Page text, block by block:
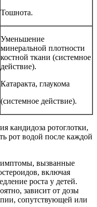
Тошнота.
Уменьшение
минеральной плотности
костной ткани (системное
действие).
Катаракта, глаукома
(системное действие).
кандидоза ротоглотки,
рот водой после каждой
вызванные
включая
роста у детей.
зависит от дозы
сопутствующей или